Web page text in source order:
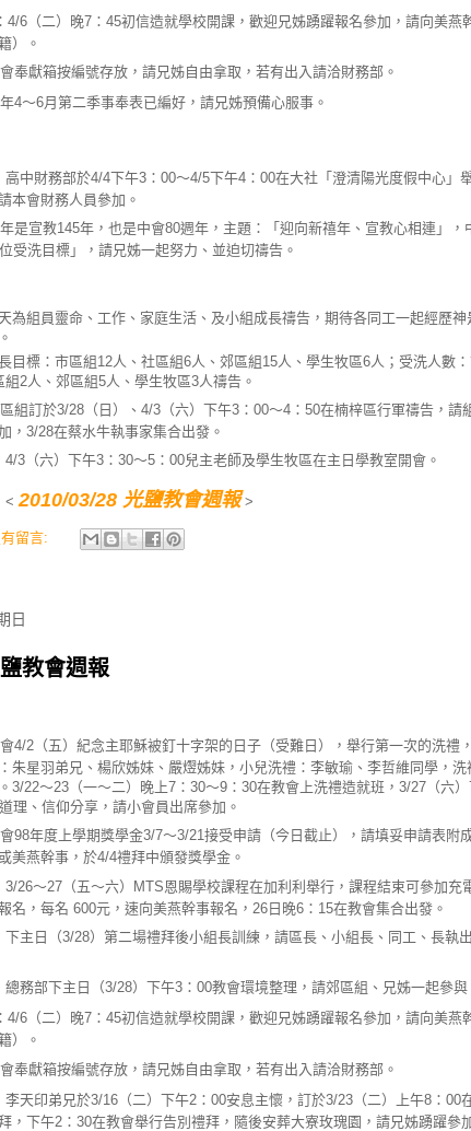
：4/6（二）晚7：45初信造就學校開課，歡迎兄姊踴躍報名參加，請向美燕
）。
會奉獻箱按編號存放，請兄姊自由拿取，若有出入請洽財務部。
4～6月第二季事奉表已編好，請兄姊預備心服事。
高中財務部於4/4下午3：00～4/5下午4：00在大社「澄清陽光度假中心」
本會財務人員參加。
年是宣教145年，也是中會80週年，主題：「迎向新禧年、宣教心相連」，
受洗目標」，請兄姊一起努力、並迫切禱告。
為組員靈命、工作、家庭生活、及小組成長禱告，期待各同工一起經歷神
目標：市區組12人、社區組6人、郊區組15人、學生牧區6人；受洗人數
2人、郊區組5人、學生牧區3人禱告。
區組訂於3/28（日）、4/3（六）下午3：00～4：50在楠梓區行軍禱告，請
，3/28在蔡水牛執事家集合出發。
4/3（六）下午3：30～5：00兒主老師及學生牧區在主日學教室開會。
<2010/03/28 光鹽教會週報>
留言:
日
教會週報
會4/2（五）紀念主耶穌被釘十字架的日子（受難日），舉行第一次的洗禮
朱星羽弟兄、楊欣姊妹、嚴熤姊妹，小兒洗禮：李敏瑜、李哲維同學，洗
3/22～23（一～二）晚上7：30～9：30在教會上洗禮造就班，3/27（六）
理、信仰分享，請小會員出席參加。
會98年度上學期獎學金3/7～3/21接受申請（今日截止），請填妥申請表附
美燕幹事，於4/4禮拜中頒發獎學金。
3/26～27（五～六）MTS恩賜學校課程在加利利舉行，課程結束可參加充
名，每名 600元，速向美燕幹事報名，26日晚6：15在教會集合出發。
下主日（3/28）第二場禮拜後小組長訓練，請區長、小組長、同工、長執
總務部下主日（3/28）下午3：00教會環境整理，請郊區組、兄姊一起參與
：4/6（二）晚7：45初信造就學校開課，歡迎兄姊踴躍報名參加，請向美燕
）。
會奉獻箱按編號存放，請兄姊自由拿取，若有出入請洽財務部。
李天印弟兄於3/16（二）下午2：00安息主懷，訂於3/23（二）上午8：00
，下午2：30在教會舉行告別禮拜，隨後安葬大寮玫瑰園，請兄姊踴躍參